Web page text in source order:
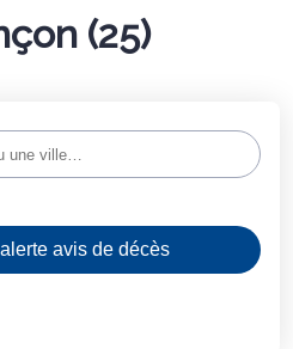
(25)
avis de décès